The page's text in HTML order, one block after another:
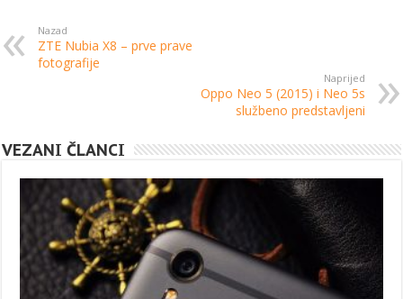
Nazad
ZTE Nubia X8 – prve prave
fotografije
Naprijed
Oppo Neo 5 (2015) i Neo 5s
službeno predstavljeni
VEZANI ČLANCI